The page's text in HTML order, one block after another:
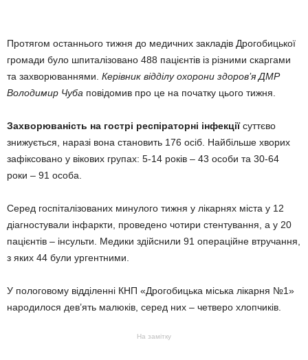
Протягом останнього тижня до медичних закладів Дрогобицької
громади було шпиталізовано 488 пацієнтів із різними скаргами
та захворюваннями. Керівник відділу охорони здоров’я ДМР
Володимир Чуба повідомив про це на початку цього тижня.
Захворюваність на гострі респіраторні інфекціїсуттєво
знижується, наразі вона становить 176 осіб. Найбільше хворих
зафіксовано у вікових групах: 5-14 років – 43 особи та 30-64
роки – 91 особа.
Серед госпіталізованих минулого тижня у лікарнях міста у 12
діагностували інфаркти, проведено чотири стентування, а у 20
пацієнтів – інсульти. Медики здійснили 91 операційне втручання,
з яких 44 були ургентними.
У пологовому відділенні КНП «Дрогобицька міська лікарня №1»
народилося дев’ять малюків, серед них – четверо хлопчиків.
На замітку